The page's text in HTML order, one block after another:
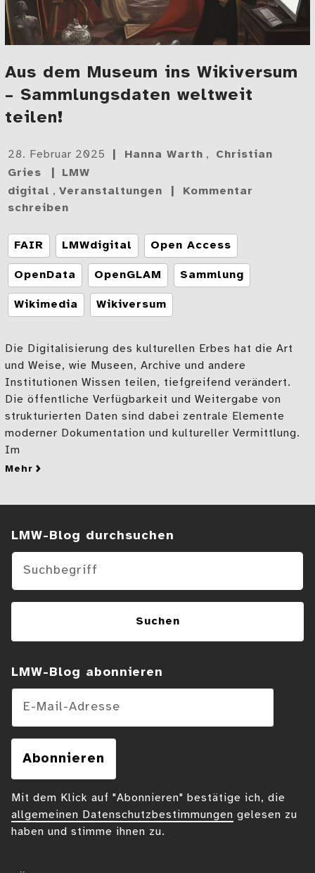
Aus dem Museum ins Wikiversum
– Sammlungsdaten weltweit
teilen!
Gepostet
am
28. Februar 2025 Hanna Warth ,
Christian
Gries
LMW
digital , Veranstaltungen
Kommentar
schreiben
Tags
FAIR LMWdigital Open Access
OpenData OpenGLAM Sammlung
Wikimedia Wikiversum
Die Digitalisierung des kulturellen Erbes hat die Art
und Weise, wie Museen, Archive und andere
Institutionen Wissen teilen, tiefgreifend verändert.
Die öffentliche Verfügbarkeit und Weitergabe von
strukturierten Daten sind dabei zentrale Elemente
moderner Dokumentation und kultureller Vermittlung.
Im
mehr
LMW-Blog abonnieren
Mit dem Klick auf "Abonnieren" bestätige ich, die
allgemeinen Datenschutzbestimmungen gelesen zu
haben und stimme ihnen zu.
E-Mail-Adresse
Abonnieren
Suchen im Blog
LMW-Blog durchsuchen
Suchen